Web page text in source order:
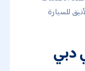
للسيارة
دبي